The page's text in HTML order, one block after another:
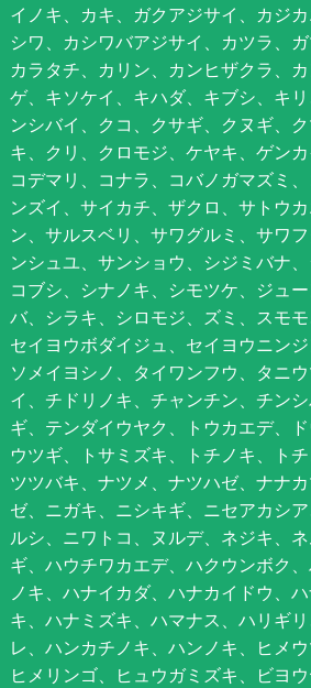
イノキ、カキ、ガクアジサイ、カジ
シワ、カシワバアジサイ、カツラ、ガ
カラタチ、カリン、カンヒザクラ、
ゲ、キソケイ、キハダ、キブシ、キ
ンシバイ、クコ、クサギ、クヌギ、
キ、クリ、クロモジ、ケヤキ、ゲンカ
コデマリ、コナラ、コバノガマズミ
ンズイ、サイカチ、ザクロ、サトウ
ン、サルスベリ、サワグルミ、サワ
ンシュユ、サンショウ、シジミバナ
コブシ、シナノキ、シモツケ、ジュ
バ、シラキ、シロモジ、ズミ、スモモ
セイヨウボダイジュ、セイヨウニンジ
ソメイヨシノ、タイワンフウ、タニ
イ、チドリノキ、チャンチン、チン
ギ、テンダイウヤク、トウカエデ、
ウツギ、トサミズキ、トチノキ、ト
ツツバキ、ナツメ、ナツハゼ、ナナ
ゼ、ニガキ、ニシキギ、ニセアカシ
ルシ、ニワトコ、ヌルデ、ネジキ、
ギ、ハウチワカエデ、ハクウンボク
ノキ、ハナイカダ、ハナカイドウ、
キ、ハナミズキ、ハマナス、ハリギ
レ、ハンカチノキ、ハンノキ、ヒメウ
ヒメリンゴ、ヒュウガミズキ、ビヨ